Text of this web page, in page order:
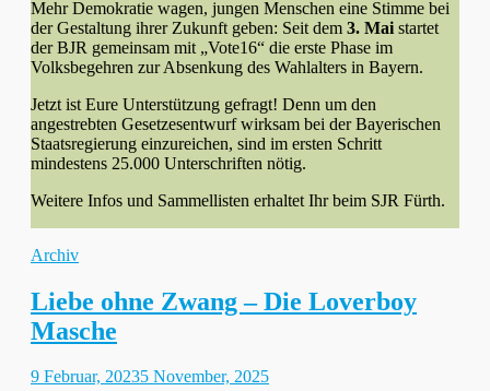
Mehr Demokratie wagen, jungen Menschen eine Stimme bei
der Gestaltung ihrer Zukunft geben: Seit dem 3. Mai startet
der BJR gemeinsam mit „Vote16“ die erste Phase im
Volksbegehren zur Absenkung des Wahlalters in Bayern.
Jetzt ist Eure Unterstützung gefragt! Denn um den
angestrebten Gesetzesentwurf wirksam bei der Bayerischen
Staatsregierung einzureichen, sind im ersten Schritt
mindestens 25.000 Unterschriften nötig.
Weitere Infos und Sammellisten erhaltet Ihr beim SJR Fürth.
Kategorien
Archiv
Liebe ohne Zwang – Die Loverboy
Masche
Gepostet
9 Februar, 20235 November, 2025